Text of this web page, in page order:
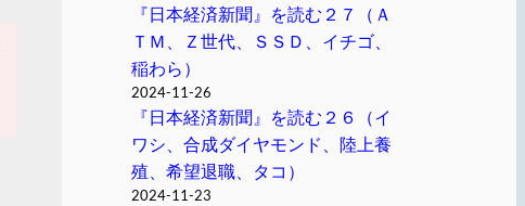
『日本経済新聞』を読む２７（Ａ
ＴＭ、Ｚ世代、ＳＳＤ、イチゴ、
稲わら）
2024-11-26
『日本経済新聞』を読む２６（イ
ワシ、合成ダイヤモンド、陸上養
殖、希望退職、タコ）
2024-11-23